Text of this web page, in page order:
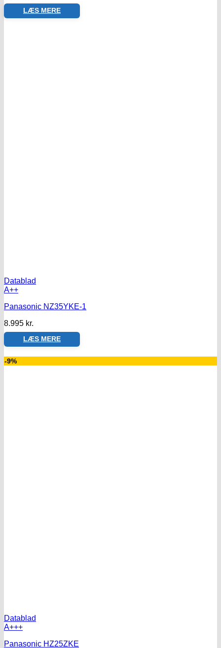
LÆS MERE
Datablad
A++
Panasonic NZ35YKE-1
8.995 kr.
LÆS MERE
-9%
Datablad
A+++
Panasonic HZ25ZKE